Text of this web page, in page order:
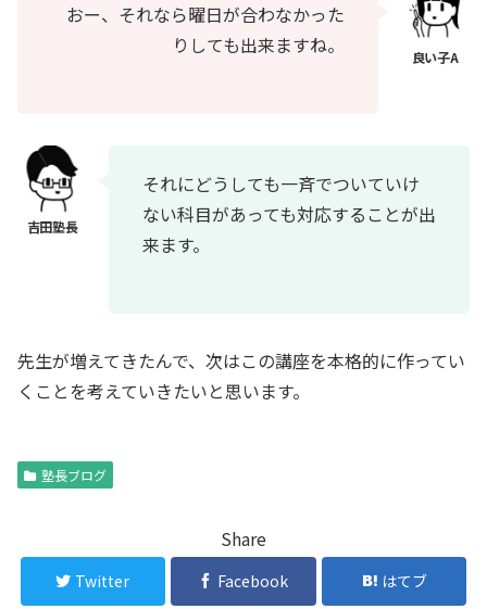
おー、それなら曜日が合わなかった
りしても出来ますね。
それにどうしても一斉でついていけ
ない科目があっても対応することが出
来ます。
先生が増えてきたんで、次はこの講座を本格的に作ってい
くことを考えていきたいと思います。
塾長ブログ
Share
Twitter Facebook はてブ